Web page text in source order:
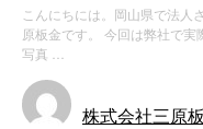
こんにちには。岡山県で法人
原板金です。 今回は弊社で
写真 …
株式会社三原